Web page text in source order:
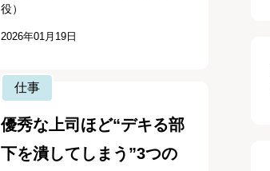
役）
2026年01月19日
仕事
優秀な上司ほど“デキる部
下を潰してしまう”3つの